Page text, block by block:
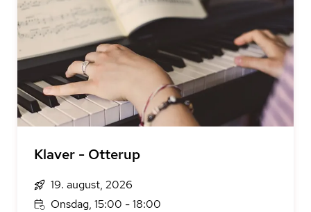
Klaver - Otterup
19. august, 2026
Onsdag, 15:00 - 18:00